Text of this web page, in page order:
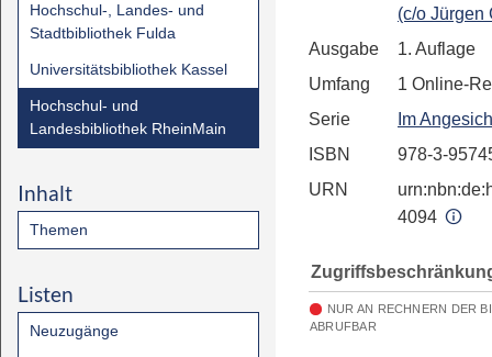
Hochschul-, Landes- und
Stadtbibliothek Fulda
Universitätsbibliothek Kassel
Hochschul- und
Landesbibliothek RheinMain
Inhalt
Themen
Listen
Neuzugänge
(c/o Jürgen
Ausgabe
1. Auflage
Umfang
1 Online-
Serie
Im
ISBN
978-3-
URN
4094
NUR AN RECHNERN DER
ABRUFBAR